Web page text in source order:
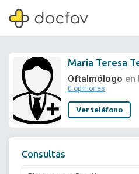
Maria Teresa
Oftalmólogo en
0 opiniones
Ver teléfono
Consultas